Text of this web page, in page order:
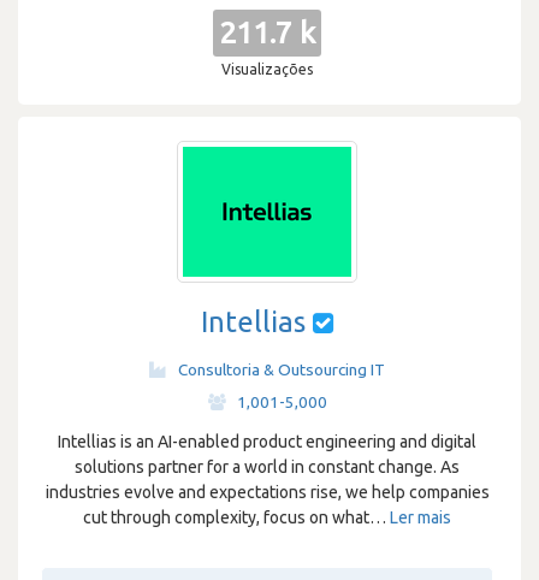
211.7 k
Visualizações
Intellias
Consultoria & Outsourcing IT
1,001-5,000
Intellias is an AI-enabled product engineering and digital
solutions partner for a world in constant change. As
industries evolve and expectations rise, we help companies
cut through complexity, focus on what… Ler mais